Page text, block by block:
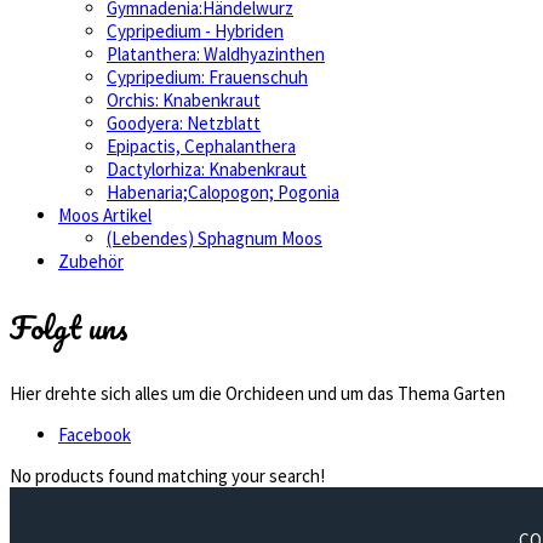
Gymnadenia:Händelwurz
Cypripedium - Hybriden
Platanthera: Waldhyazinthen
Cypripedium: Frauenschuh
Orchis: Knabenkraut
Goodyera: Netzblatt
Epipactis, Cephalanthera
Dactylorhiza: Knabenkraut
Habenaria;Calopogon; Pogonia
Moos Artikel
(Lebendes) Sphagnum Moos
Zubehör
Folgt uns
Hier drehte sich alles um die Orchideen und um das Thema Garten
Facebook
No products found matching your search!